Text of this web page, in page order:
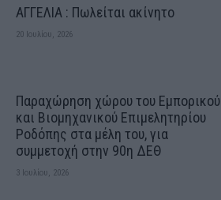
ΑΓΓΕΛΙΑ : Πωλείται ακίνητο
20 Ιουλίου, 2026
Παραχώρηση χώρου του Εμπορικού
και Βιομηχανικού Επιμελητηρίου
Ροδόπης στα μέλη του, για
συμμετοχή στην 90η ΔΕΘ
3 Ιουλίου, 2026